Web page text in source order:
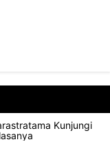
Kunjungi